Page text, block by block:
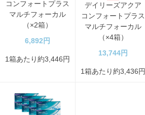
コンフォートプラス
マルチフォーカル
（×2箱）
6,892円
1箱あたり約3,446円
デイリーズアクア
コンフォートプラス
マルチフォーカル
（×4箱）
13,744円
1箱あたり約3,436円